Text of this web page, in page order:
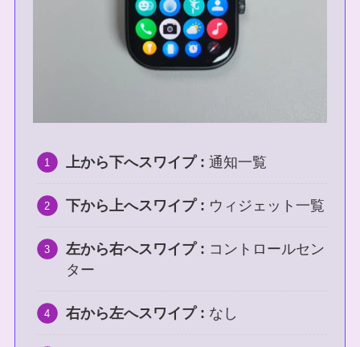
上から下へスワイプ : 通知一覧
下から上へスワイプ : ウィジェット一覧
左から右へスワイプ : コントロールセン
ター
右から左へスワイプ : なし